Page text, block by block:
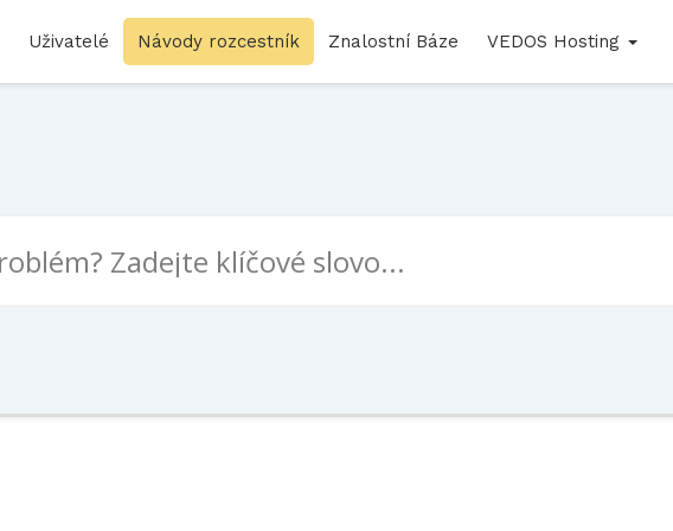
Uživatelé Návody rozcestník Znalostní Báze VEDOS Hosting